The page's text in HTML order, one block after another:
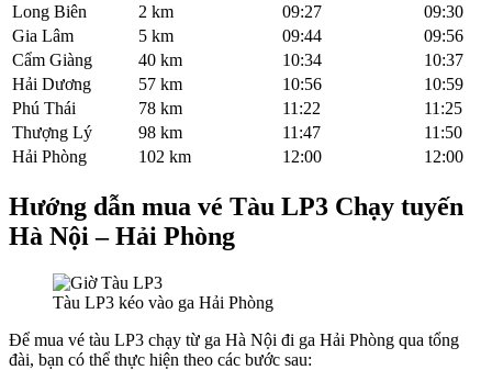
Long Biên
2 km 09:27
09:30
Gia Lâm
5 km 09:44
09:56
Cẩm Giàng
40 km 10:34
10:37
Hải Dương
57 km 10:56
10:59
Phú Thái
78 km 11:22
11:25
Thượng Lý
98 km 11:47
11:50
Hải Phòng
102 km 12:00 12:00
Hướng dẫn mua vé Tàu LP3 Chạy tuyến
Hà Nội – Hải Phòng
Tàu LP3 kéo vào ga Hải Phòng
Để mua vé tàu LP3 chạy từ ga Hà Nội đi ga Hải Phòng qua tổng
đài, bạn có thể thực hiện theo các bước sau: